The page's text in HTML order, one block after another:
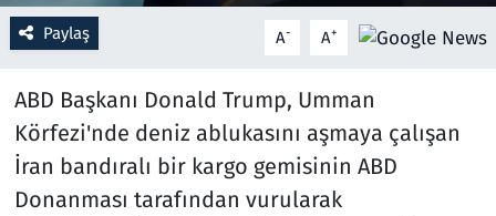
Paylaş A- A+
ABD Başkanı Donald Trump, Umman
Körfezi'nde deniz ablukasını aşmaya çalışan
İran bandıralı bir kargo gemisinin ABD
Donanması tarafından vurularak
Spor
Teknoloji ve Bilim
Televizyon